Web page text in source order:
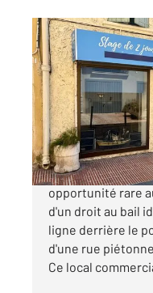
BANDOL 83
31 m2
Ref : 1636
à vendre
40
Bandol - En
opportunité rare
d'un droit au bail
ligne derrière le
d'une rue
Ce local